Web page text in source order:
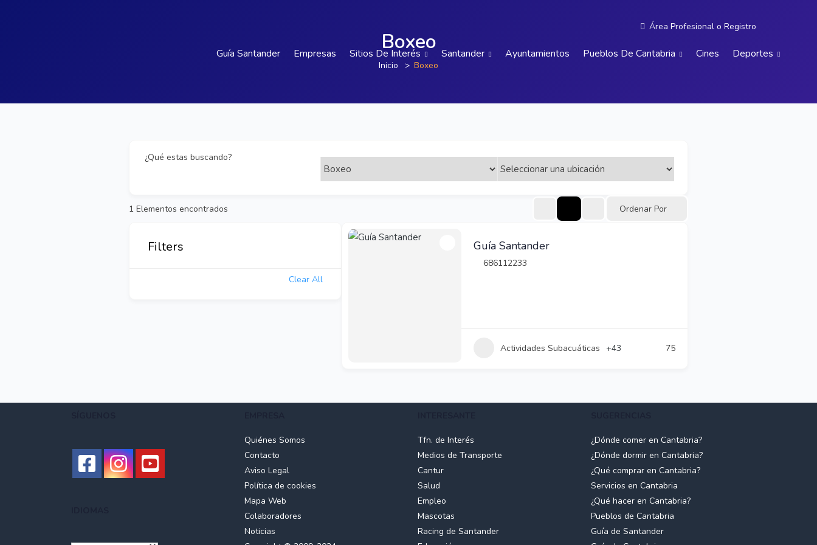
Área Profesional o Registro
Guía Santander Empresas Sitios De Interés Santander Ayuntamientos Pueblos De Cantabria Cines Deportes
Boxeo
Inicio Boxeo
¿Qué estas buscando?
1 Elementos encontrados Ordenar Por
Filters
Clear All
Guía Santander
686112233
Actividades Subacuáticas +43 75
Quiénes Somos
Contacto
Aviso Legal
Política de cookies
Mapa Web
Colaboradores
Noticias
Tfn. de Interés
Medios de Transporte
Cantur
Salud
Empleo
Mascotas
Racing de Santander
¿Dónde comer en Cantabria?
¿Dónde dormir en Cantabria?
¿Qué comprar en Cantabria?
Servicios en Cantabria
¿Qué hacer en Cantabria?
Pueblos de Cantabria
Guía de Santander